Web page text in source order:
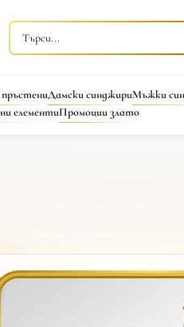
Дамски синджириМъжки
елементиПромоции злато